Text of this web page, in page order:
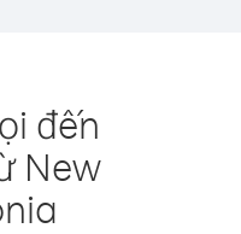
đến
New